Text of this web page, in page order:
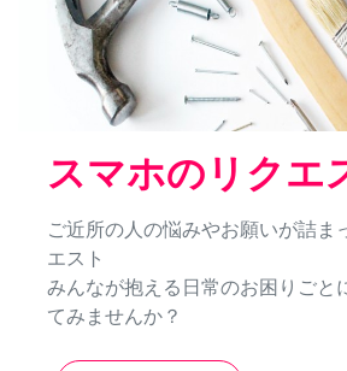
スマホのリクエ
ご近所の人の悩みやお願いが詰ま
エスト
みんなが抱える日常のお困りごと
てみませんか？